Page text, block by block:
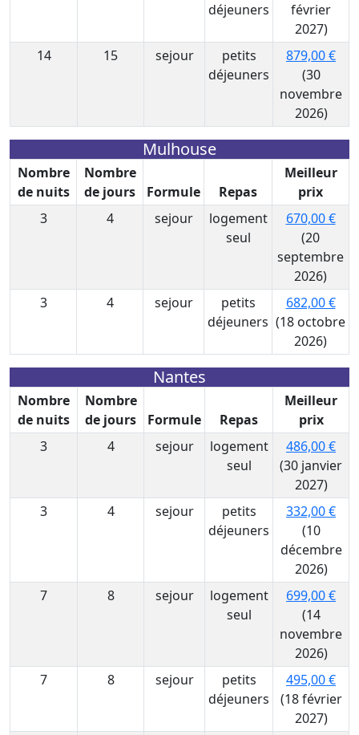
déjeuners
février
2027)
14
15 sejour
petits
déjeuners
879,00 €
(30
novembre
2026)
Mulhouse
Nombre
de nuits
Nombre
de jours
Formule Repas
Meilleur
prix
3
4 sejour
logement
seul
670,00 €
(20
septembre
2026)
3
4 sejour
petits
déjeuners
682,00 €
(18 octobre
2026)
Nantes
Nombre
de nuits
Nombre
de jours
Formule Repas
Meilleur
prix
3
4 sejour
logement
seul
486,00 €
(30 janvier
2027)
3
4 sejour
petits
déjeuners
332,00 €
(10
décembre
2026)
7
8 sejour
logement
seul
699,00 €
(14
novembre
2026)
7
8 sejour
petits
déjeuners
495,00 €
(18 février
2027)